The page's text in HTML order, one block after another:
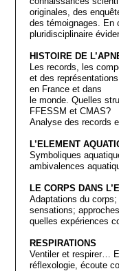
originales, des
des témoignages. En
pluridisciplinaire
HISTOIRE DE
Les records, les
et des
en France et dans
le monde. Quelles
FFESSM et CMAS?
Analyse des records
L’ELEMENT
Symboliques
ambivalences
LE CORPS DANS
Adaptations du corps;
sensations;
quelles expériences
RESPIRATIONS
Ventiler et respirer…
réflexologie, écoute